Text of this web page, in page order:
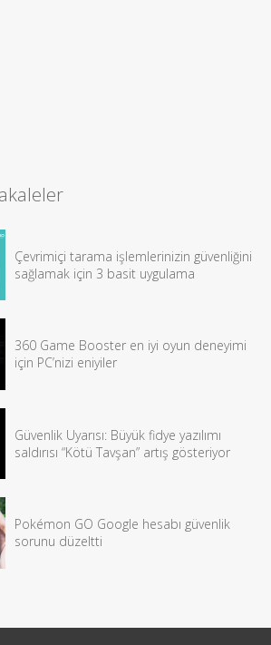
Çevrimiçi tarama işlemlerinizin güvenliğini
sağlamak için 3 basit uygulama
360 Game Booster en iyi oyun deneyimi
için PC’nizi eniyiler
Güvenlik Uyarısı: Büyük fidye yazılımı
saldırısı “Kötü Tavşan” artış gösteriyor
Pokémon GO Google hesabı güvenlik
sorunu düzeltti